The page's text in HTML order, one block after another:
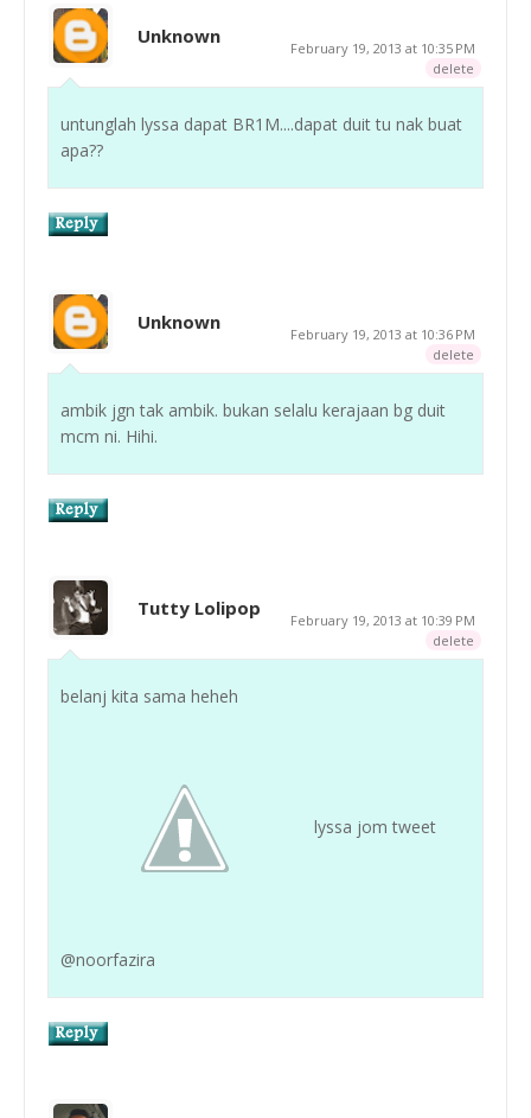
Unknown
February 19, 2013 at 10:35 PM
delete
untunglah lyssa dapat BR1M....dapat duit tu nak buat
apa??
Unknown
February 19, 2013 at 10:36 PM
delete
ambik jgn tak ambik. bukan selalu kerajaan bg duit
mcm ni. Hihi.
Tutty Lolipop
February 19, 2013 at 10:39 PM
delete
belanj kita sama heheh
lyssa jom tweet
@noorfazira